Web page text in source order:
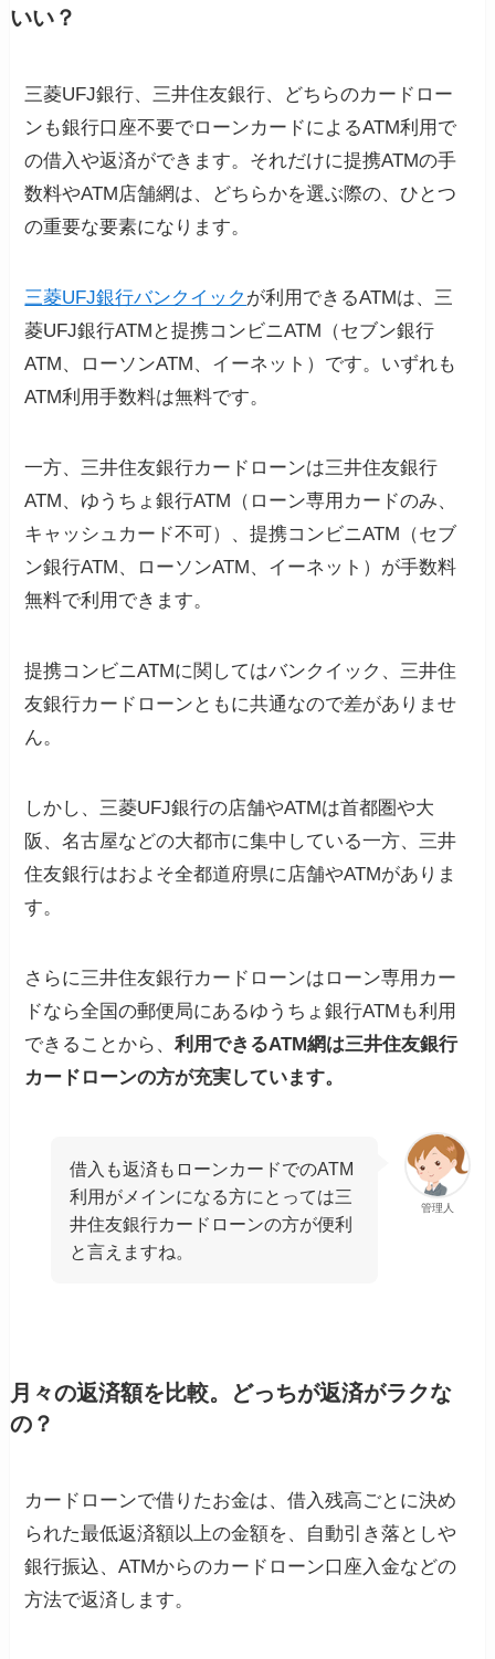
いい？
三菱UFJ銀行、三井住友銀行、どちらのカードロー
ンも銀行口座不要でローンカードによるATM利用で
の借入や返済ができます。それだけに提携ATMの手
数料やATM店舗網は、どちらかを選ぶ際の、ひとつ
の重要な要素になります。
三菱UFJ銀行バンクイック が利用できるATMは、三
菱UFJ銀行ATMと提携コンビニATM（セブン銀行
ATM、ローソンATM、イーネット）です。いずれも
ATM利用手数料は無料です。
一方、三井住友銀行カードローンは三井住友銀行
ATM、ゆうちょ銀行ATM（ローン専用カードのみ、
キャッシュカード不可）、提携コンビニATM（セブ
ン銀行ATM、ローソンATM、イーネット）が手数料
無料で利用できます。
提携コンビニATMに関してはバンクイック、三井住
友銀行カードローンともに共通なので差がありませ
ん。
しかし、三菱UFJ銀行の店舗やATMは首都圏や大
阪、名古屋などの大都市に集中している一方、三井
住友銀行はおよそ全都道府県に店舗やATMがありま
す。
さらに三井住友銀行カードローンはローン専用カー
ドなら全国の郵便局にあるゆうちょ銀行ATMも利用
できることから、利用できるATM網は三井住友銀行
カードローンの方が充実しています。
管理人
借入も返済もローンカードでのATM
利用がメインになる方にとっては三
井住友銀行カードローンの方が便利
と言えますね。
月々の返済額を比較。どっちが返済がラクな
の？
カードローンで借りたお金は、借入残高ごとに決め
られた最低返済額以上の金額を、自動引き落としや
銀行振込、ATMからのカードローン口座入金などの
方法で返済します。